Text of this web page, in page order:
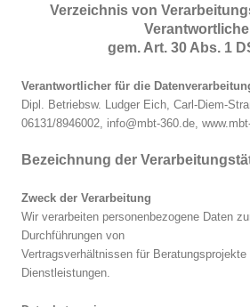
Verzeichnis von
gem. Art. 30 Abs. 1
Verantwortlicher für die
Dipl. Betriebsw. Ludger Eich, Carl-Diem-
06131/8946002, info@mbt-360.de,
Bezeichnung der
Zweck der Verarbeitung
Wir verarbeiten personenbezogene Daten
Durchführungen von
Vertragsverhältnissen für
Dienstleistungen.